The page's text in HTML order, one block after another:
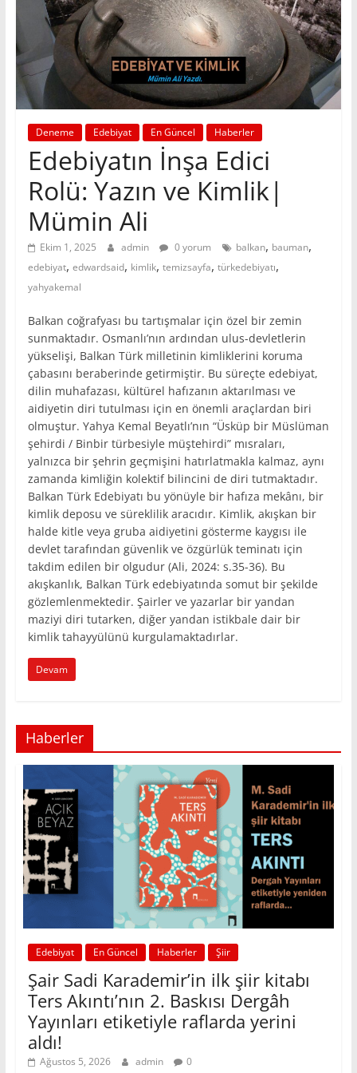
Deneme Edebiyat En Güncel Haberler
Edebiyatın İnşa Edici
Rolü: Yazın ve Kimlik|
Mümin Ali
Ekim 1, 2025 admin 0 yorum balkan, bauman,
edebiyat, edwardsaid, kimlik, temizsayfa, türkedebiyatı,
yahyakemal
Balkan coğrafyası bu tartışmalar için özel bir zemin
sunmaktadır. Osmanlı’nın ardından ulus-devletlerin
yükselişi, Balkan Türk milletinin kimliklerini koruma
çabasını beraberinde getirmiştir. Bu süreçte edebiyat,
dilin muhafazası, kültürel hafızanın aktarılması ve
aidiyetin diri tutulması için en önemli araçlardan biri
olmuştur. Yahya Kemal Beyatlı’nın “Üsküp bir Müslüman
şehirdi / Binbir türbesiyle müştehirdi” mısraları,
yalnızca bir şehrin geçmişini hatırlatmakla kalmaz, aynı
zamanda kimliğin kolektif bilincini de diri tutmaktadır.
Balkan Türk Edebiyatı bu yönüyle bir hafıza mekânı, bir
kimlik deposu ve süreklilik aracıdır. Kimlik, akışkan bir
halde kitle veya gruba aidiyetini gösterme kaygısı ile
devlet tarafından güvenlik ve özgürlük teminatı için
takdim edilen bir olgudur (Ali, 2024: s.35-36). Bu
akışkanlık, Balkan Türk edebiyatında somut bir şekilde
gözlemlenmektedir. Şairler ve yazarlar bir yandan
maziyi diri tutarken, diğer yandan istikbale dair bir
kimlik tahayyülünü kurgulamaktadırlar.
Devam
Haberler
Edebiyat En Güncel Haberler Şiir
Şair Sadi Karademir’in ilk şiir kitabı
Ters Akıntı’nın 2. Baskısı Dergâh
Yayınları etiketiyle raflarda yerini
aldı!
Ağustos 5, 2026 admin 0